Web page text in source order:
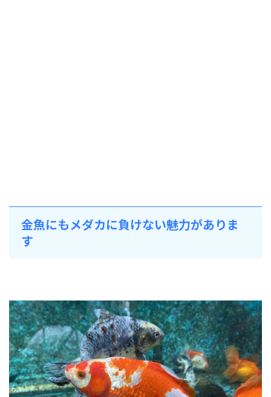
金魚にもメダカに負けない魅力がありま
す